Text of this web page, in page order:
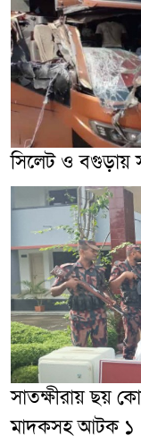
সিলেট ও বগুড়ায়
সাতক্ষীরায় ছয়
মাদকসহ আটক ১